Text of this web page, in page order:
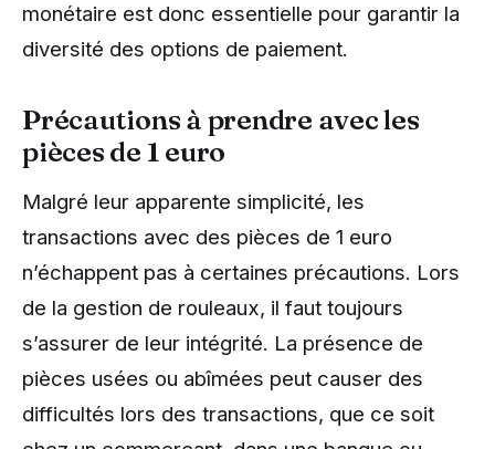
monétaire est donc essentielle pour garantir la
diversité des options de paiement.
Précautions à prendre avec les
pièces de 1 euro
Malgré leur apparente simplicité, les
transactions avec des pièces de 1 euro
n’échappent pas à certaines précautions. Lors
de la gestion de rouleaux, il faut toujours
s’assurer de leur intégrité. La présence de
pièces usées ou abîmées peut causer des
difficultés lors des transactions, que ce soit